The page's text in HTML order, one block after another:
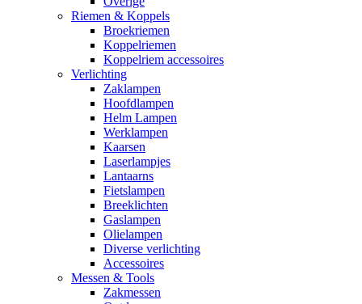
Riemen & Koppels
Broekriemen
Koppelriemen
Koppelriem accessoires
Verlichting
Zaklampen
Hoofdlampen
Helm Lampen
Werklampen
Kaarsen
Laserlampjes
Lantaarns
Fietslampen
Breeklichten
Gaslampen
Olielampen
Diverse verlichting
Accessoires
Messen & Tools
Zakmessen